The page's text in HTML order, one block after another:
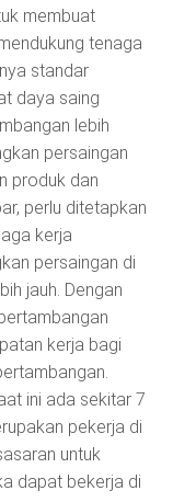
membuat
tenaga
standar
daya saing
lebih
persaingan
produk dan
perlu ditetapkan
kerja
persaingan di
jauh. Dengan
kerja bagi
ini ada sekitar 7
pekerja di
untuk
dapat bekerja di